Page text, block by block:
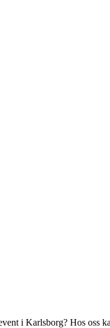
i Karlsborg? Hos oss